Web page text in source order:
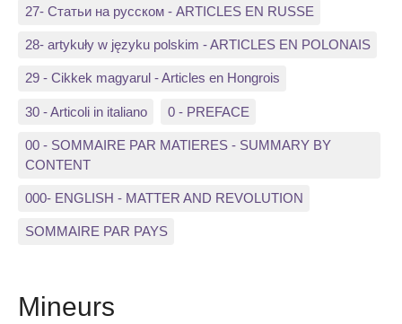
27- Статьи на русском - ARTICLES EN RUSSE
28- artykuły w języku polskim - ARTICLES EN POLONAIS
29 - Cikkek magyarul - Articles en Hongrois
30 - Articoli in italiano 0 - PREFACE
00 - SOMMAIRE PAR MATIERES - SUMMARY BY
CONTENT
000- ENGLISH - MATTER AND REVOLUTION
SOMMAIRE PAR PAYS
Mineurs